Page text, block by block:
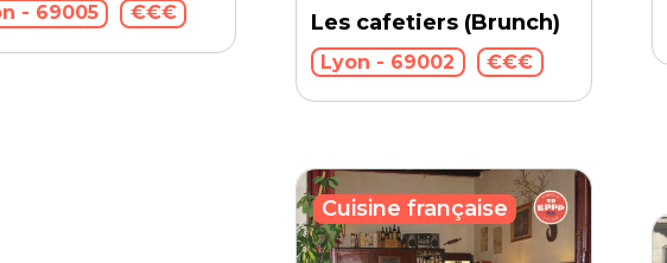
- 69005 €€€ Les cafetiers (Brunch)
Lyon - 69002 €€€
Cuisine française